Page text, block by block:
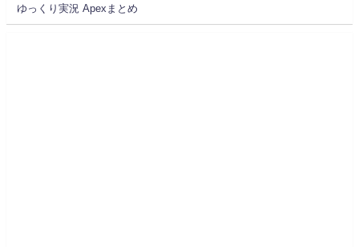
ゆっくり実況 Apexまとめ